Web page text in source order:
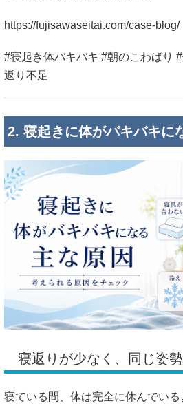
https://fujisawaseitai.com/case-blog/
#寝起き体バキバキ #朝のこわばり
返り不足
2. 寝起きに体がバキバキに
寝返りが少なく、同じ姿
寝ている間、体は完全に休んでい